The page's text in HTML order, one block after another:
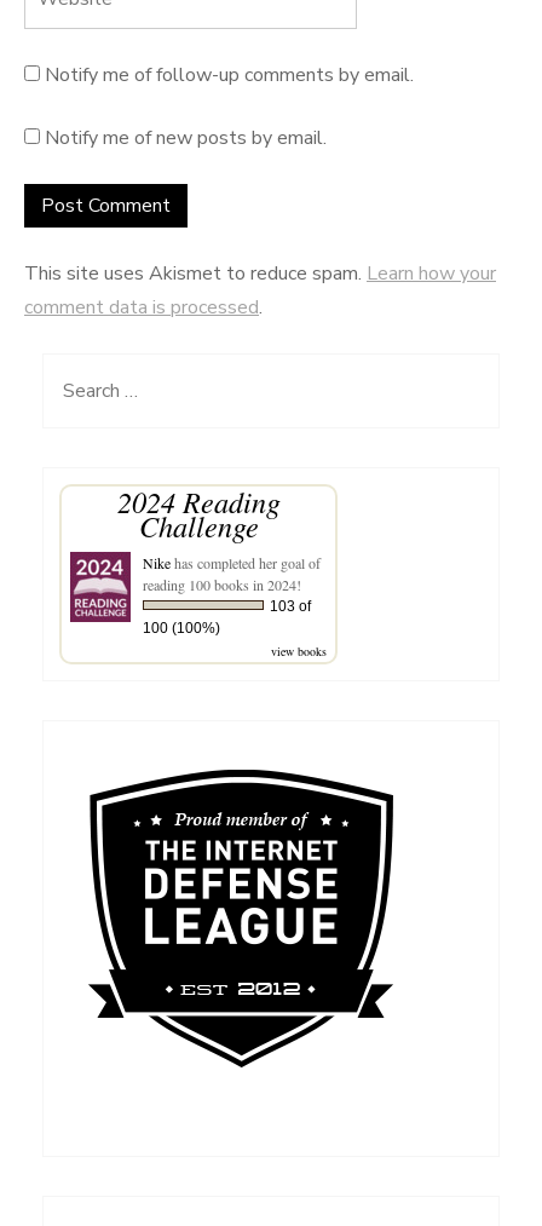
Notify me of follow-up comments by email.
Notify me of new posts by email.
This site uses Akismet to reduce spam. Learn how your
comment data is processed.
Search
2024 Reading
Challenge
Nikehas completed her goal of
reading 100 books in 2024!
103 of
100 (100%)
view books